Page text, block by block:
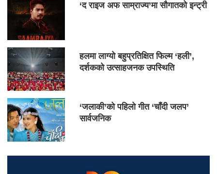
‘द राइज अफ साम्राज्य’मा सौगातको इन्ट्री
हलमा लाग्यो बहुप्रतिक्षित फिल्म ‘हली’,
दर्शकको उत्साहजनक उपस्थिति
‘जलाकी’को पहिलो गीत ‘चाँदी जलप’
सार्वजनिक